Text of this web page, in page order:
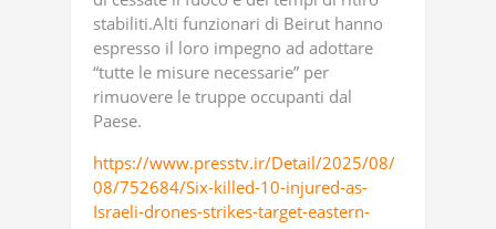
stabiliti.Alti funzionari di Beirut hanno
espresso il loro impegno ad adottare
“tutte le misure necessarie” per
rimuovere le truppe occupanti dal
Paese.
https://www.presstv.ir/Detail/2025/08/
08/752684/Six-killed-10-injured-as-
Israeli-drones-strikes-target-eastern-